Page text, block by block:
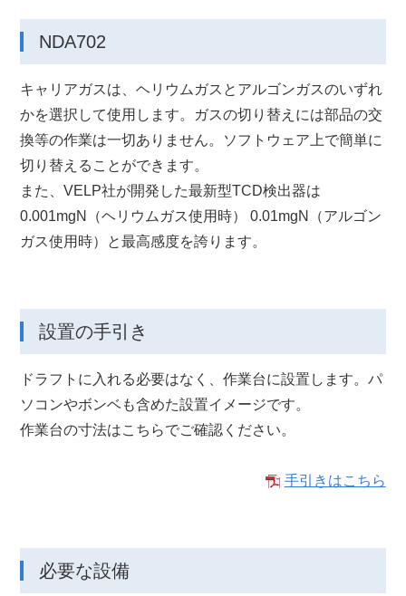
NDA702
キャリアガスは、ヘリウムガスとアルゴンガスのいずれ
かを選択して使用します。ガスの切り替えには部品の交
換等の作業は一切ありません。ソフトウェア上で簡単に
切り替えることができます。
また、VELP社が開発した最新型TCD検出器は
0.001mgN（ヘリウムガス使用時） 0.01mgN（アルゴン
ガス使用時）と最高感度を誇ります。
設置の手引き
ドラフトに入れる必要はなく、作業台に設置します。パ
ソコンやボンベも含めた設置イメージです。
作業台の寸法はこちらでご確認ください。
⼿引きはこちら
必要な設備